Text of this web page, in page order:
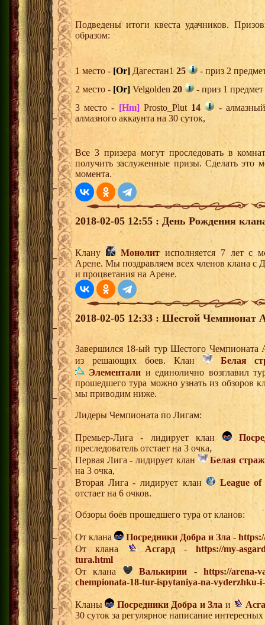
Подведены итоги квеста удачников.
образом:
1 место - [Or] Дагестан1 25
- приз 2
2 место - [Or] Velgolden 20
- приз 1
3 место - [Hm] Prosto_Plut 14
-
алмазного аккаунта на 30 суток,
Все 3 призера могут проследовать в
получить заслуженные призы. Сделать это
момента.
2018-02-05 12:55 : День Рождения
Клану Монолитисполняется 7 лет с
Арене. Мы поздравляем всех членов клана с
и процветания на Арене.
2018-02-05 12:33 : Шестой Чемпионат
Завершился 18-ый тур Шестого
из решающих боев. Клан
Белая
Элементали и единолично возглавил
прошедшего тура можно узнать из обзоров
мы приводим ниже.
Лидеры Чемпионата по Лигам:
Премьер-Лига - лидирует клан
преследователь отстает на 3 очка,
Первая Лига - лидирует клан
Белая
на 3 очка,
Вторая Лига - лидирует клан
League of
отстает на 6 очков.
Обзоры боев прошедшего тура от кланов:
От клана Посредники Добра и Зла -
От клана
Асгард -https://my-
tura.html
От клана
Валькирии -https://arena-
chempionata-18-tur-ispytaniya-na-vyderzhku-
Кланы Посредники Добра и Зла и
30 суток за регулярное написание